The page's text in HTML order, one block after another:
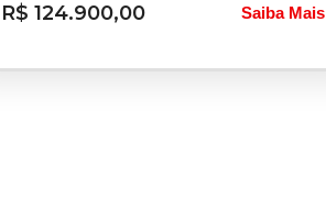
R$ 124.900,00 Saiba Mais